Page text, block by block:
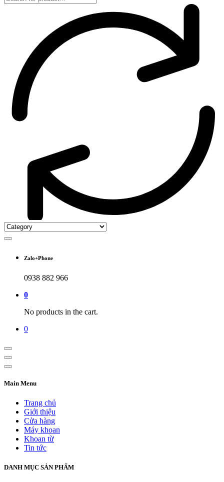
Zalo+Phone
0938 882 966
0
No products in the cart.
0
Main Menu
Trang chủ
Giới thiệu
Cửa hàng
Máy khoan
Khoan từ
Tin tức
DANH MỤC SẢN PHẨM